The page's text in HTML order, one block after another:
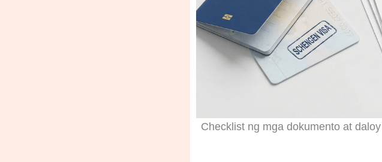
Checklist ng mga dokumento at